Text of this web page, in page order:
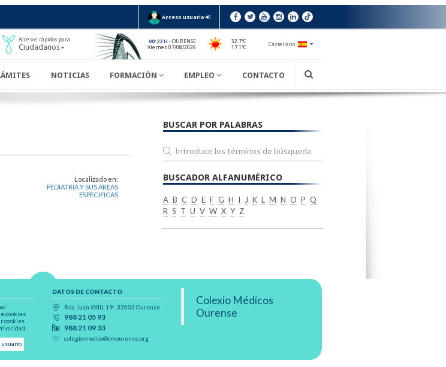
Acceso usuario
Accesos rápidos para
Ciudadanos
00:22 H - OURENSE
Viernes 07/08/2026
32.7ºC
17.1ºC
Castellano
NOTICIAS FORMACIÓN EMPLEO CONTACTO
Localizado en:
PEDIATRIA Y SUS AREAS
ESPECIFICAS
BUSCAR POR PALABRAS
BUSCADOR ALFANUMÉRICO
A B C D E F G H I J K L M N O P Q
R S T U V W X Y Z
cookies
cookies
usuario
DATOS DE CONTACTO
Rúa Juan XXIII, 19 · 32003 Ourense
988 21 05 93
988 21 09 33
colegiomedico@cmourense.org
Colexio Médicos
Ourense